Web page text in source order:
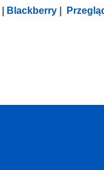
Blackberry